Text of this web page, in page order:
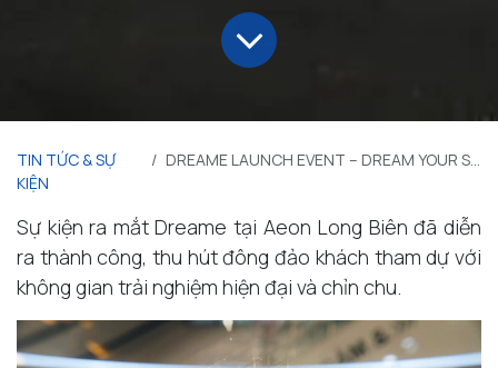
TIN TỨC & SỰ
KIỆN
DREAME LAUNCH EVENT – DREAM YOUR STYLE
Sự kiện ra mắt Dreame tại Aeon Long Biên đã diễn
ra thành công, thu hút đông đảo khách tham dự với
không gian trải nghiệm hiện đại và chỉn chu.